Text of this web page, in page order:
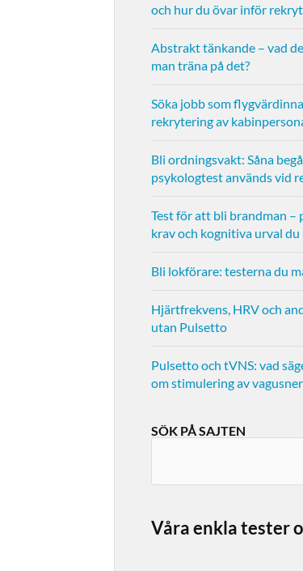
och hur du övar inför
Abstrakt tänkande – vad
man träna på det?
Söka jobb som
rekrytering av
Bli ordningsvakt: Såna
psykologtest används vid
Test för att bli brandman –
krav och kognitiva urval
Bli lokförare: testerna du
Hjärtfrekvens, HRV och
utan Pulsetto
Pulsetto och tVNS: vad
om stimulering av
SÖK PÅ SAJTEN
Våra enkla tester